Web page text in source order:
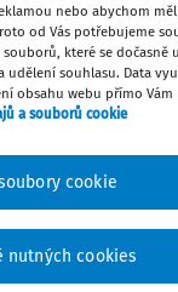
se
nebo abychom
od Vás potřebujeme
které se dočasně
udělení souhlasu. Data
obsahu webu přímo Vám
a souborů cookie
nutných cookies
cookie